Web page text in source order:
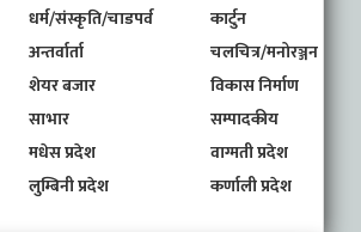
धर्म/संस्कृति/चाडपर्व
कार्टुन
अन्तर्वार्ता
चलचित्र/मनोरञ्जन
शेयर बजार
विकास निर्माण
साभार
सम्पादकीय
मधेस प्रदेश
वाग्मती प्रदेश
लुम्बिनी प्रदेश
कर्णाली प्रदेश